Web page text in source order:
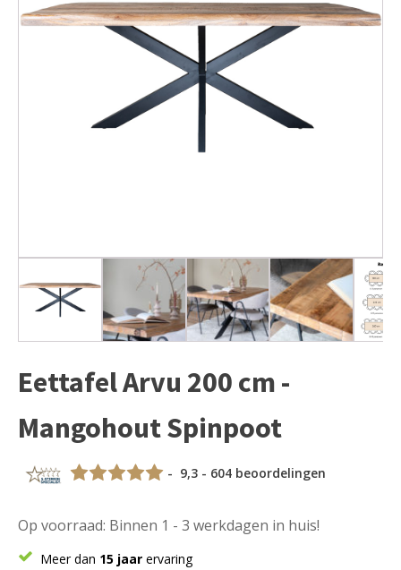
Eettafel Arvu 200 cm -
Mangohout Spinpoot
- 9,3 - 604 beoordelingen
Op voorraad: Binnen 1 - 3 werkdagen in huis!
Meer dan 15 jaar ervaring